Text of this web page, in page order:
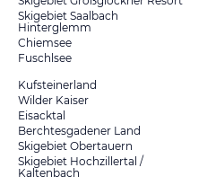
Skigebiet Saalbach
Hinterglemm
Chiemsee
Fuschlsee
Kufsteinerland
Wilder Kaiser
Eisacktal
Berchtesgadener Land
Skigebiet Obertauern
Skigebiet Hochzillertal /
Kaltenbach